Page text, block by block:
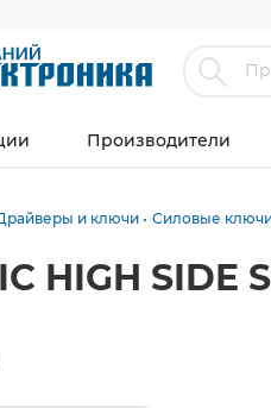
Производители
и ключи Силовые
HIGH SIDE